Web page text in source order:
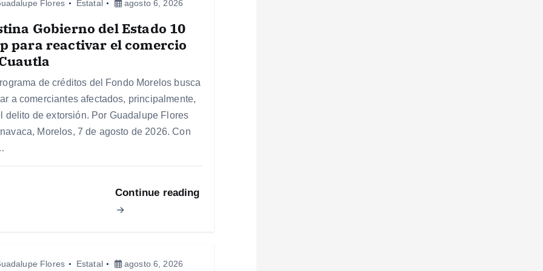
Flores Estatal agosto 6, 2026
Gobierno del Estado 10
para reactivar el comercio
de créditos del Fondo Morelos busca
a comerciantes afectados, principalmente,
delito de extorsión. Por Guadalupe Flores
Morelos, 7 de agosto de 2026. Con
Continue reading
Flores Estatal agosto 6, 2026